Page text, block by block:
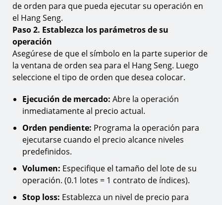
de orden para que pueda ejecutar su operación en
el Hang Seng.
Paso 2. Establezca los parámetros de su
operación
Asegúrese de que el símbolo en la parte superior de
la ventana de orden sea para el Hang Seng. Luego
seleccione el tipo de orden que desea colocar.
Ejecución de mercado: Abre la operación
inmediatamente al precio actual.
Orden pendiente: Programa la operación para
ejecutarse cuando el precio alcance niveles
predefinidos.
Volumen: Especifique el tamaño del lote de su
operación. (0.1 lotes = 1 contrato de índices).
Stop loss: Establezca un nivel de precio para